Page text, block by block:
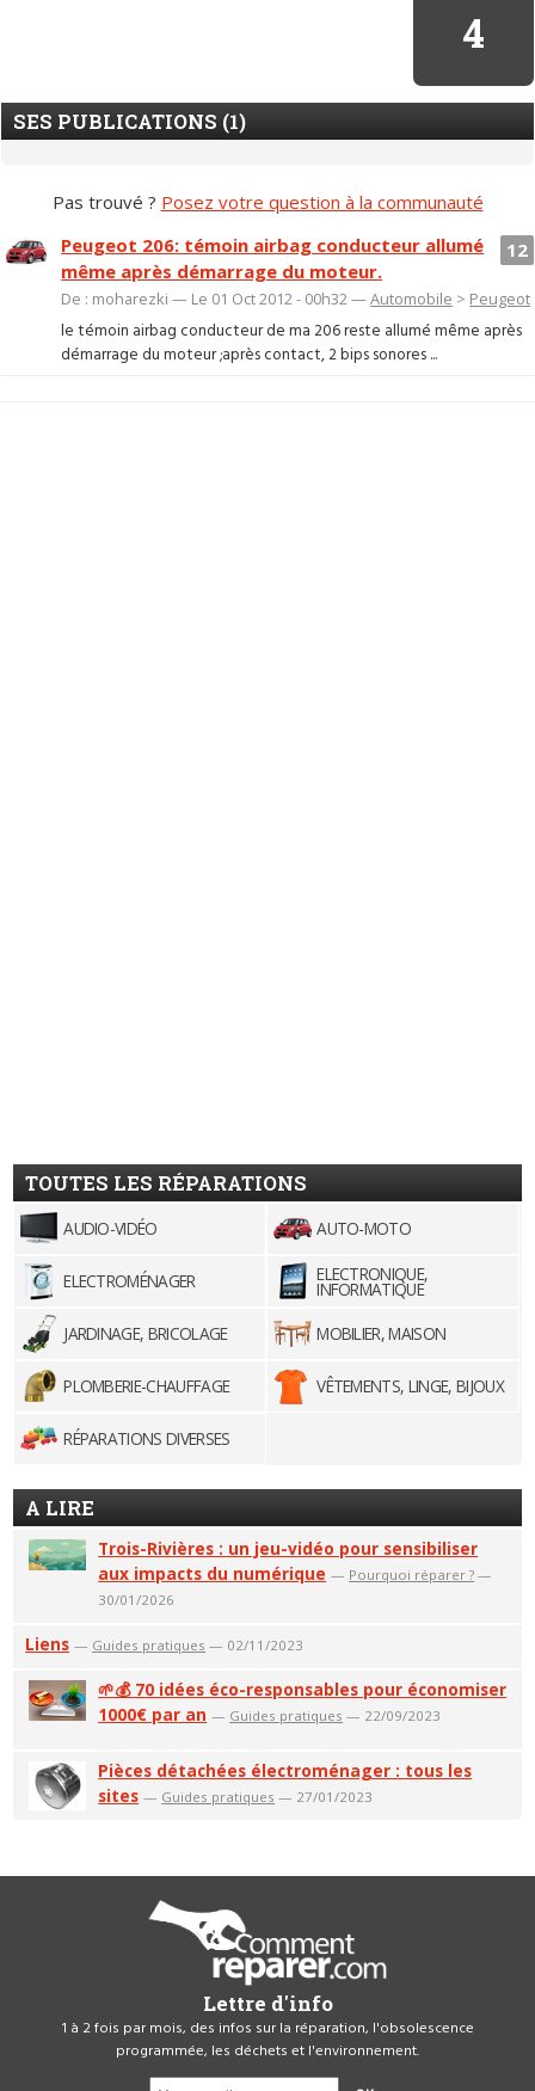
4
SES PUBLICATIONS (1)
Pas trouvé ? Posez votre question à la communauté
12
Peugeot 206: témoin airbag conducteur allumé
même après démarrage du moteur.
De : moharezki — Le 01 Oct 2012 - 00h32 —Automobile > Peugeot
le témoin airbag conducteur de ma 206 reste allumé même après
démarrage du moteur ;après contact, 2 bips sonores ...
TOUTES LES RÉPARATIONS
AUDIO-VIDÉO AUTO-MOTO
ELECTROMÉNAGER ELECTRONIQUE,
INFORMATIQUE
JARDINAGE, BRICOLAGE
MOBILIER, MAISON
PLOMBERIE-CHAUFFAGE VÊTEMENTS, LINGE, BIJOUX
RÉPARATIONS DIVERSES
A LIRE
Trois-Rivières : un jeu-vidéo pour sensibiliser
aux impacts du numérique — Pourquoi réparer ? —
30/01/2026
Liens — Guides pratiques — 02/11/2023
🌱💰 70 idées éco-responsables pour économiser
1000€ par an — Guides pratiques — 22/09/2023
Pièces détachées électroménager : tous les
sites — Guides pratiques — 27/01/2023
Lettre d'info
1 à 2 fois par mois, des infos sur la réparation, l'obsolescence
programmée, les déchets et l'environnement.